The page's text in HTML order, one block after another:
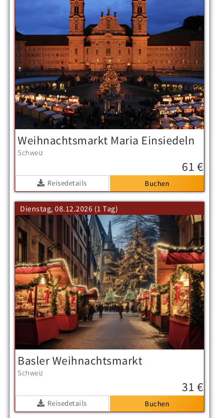
Weihnachtsmarkt Maria Einsiedeln
Schweiz
61 €
Reisedetails
Dienstag, 08.12.2026 (1 Tag)
Basler Weihnachtsmarkt
Schweiz
31 €
Reisedetails